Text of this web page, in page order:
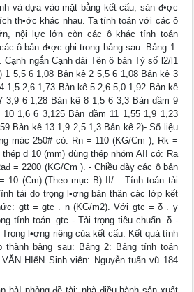
và dựa vào mặt bằng kết cấu, sàn đ•ợc
th•ớc khác nhau. Ta tính toán với các ô
nội lực lớn còn các ô khác tính toán
ô bản đ•ợc ghi trong bảng sau: Bảng 1:
Cạnh ngắn Cạnh dài Tên ô bản Tỷ số l2/l1
1 5,5 6 1,08 Bản kê 2 5,5 6 1,08 Bản kê 3
1,5 2,6 1,73 Bản kê 5 2,6 5,0 1,92 Bản kê
3,9 6 1,28 Bản kê 8 1,5 6 3,3 Bản dầm 9
1,6 6 3,125 Bản dầm 11 1,55 1,9 1,23
Bản kê 13 1,9 2,5 1,3 Bản kê 2)- Số liệu
mác 250# có: Rn = 110 (KG/Cm ); Rk =
d 10 (mm) dùng thép nhóm AII có: Ra
= 2200 (KG/Cm ). - Chiều dày các ô bản
10 (Cm).(Theo mục B) II/ . Tính toán tải
tải do trọng l•ợng bản thân các lớp kết
gtt = gtc . n (KG/m2). Với gtc = δ . γ
tính toán. gtc - Tải trọng tiêu chuẩn. δ -
l•ợng riêng của kết cấu. Kết quả tính
thành bảng sau: Bảng 2: Bảng tính toán
HIểN Sinh viên: Nguyễn tuấn vũ 184